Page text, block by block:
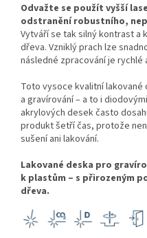
Odvažte se použít vyšší
odstranění robustního,
Vytváří se tak silný kontrast a
dřeva. Vzniklý prach lze
následné zpracování je rychlé
Toto vysoce kvalitní
a gravírování – a to i
akrylových desek často
produkt šetří čas, protože
sušení ani lakování.
Lakované deska pro
k plastům – s přirozeným
dřeva.